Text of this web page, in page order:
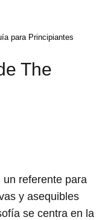
para Principiantes
The
referente para
y asequibles
se centra en la